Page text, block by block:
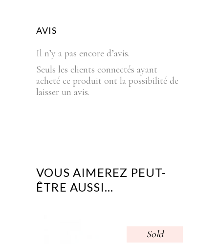
AVIS
Il n’y a pas encore d’avis.
Seuls les clients connectés ayant
acheté ce produit ont la possibilité de
laisser un avis.
VOUS AIMEREZ PEUT-
ÊTRE AUSSI…
Sold